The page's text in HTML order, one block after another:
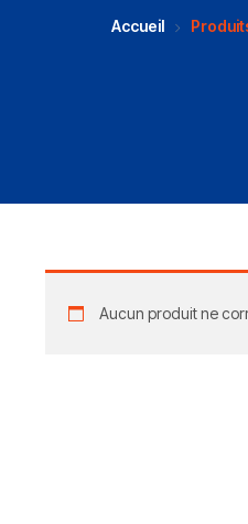
Accueil
Aucun produit ne